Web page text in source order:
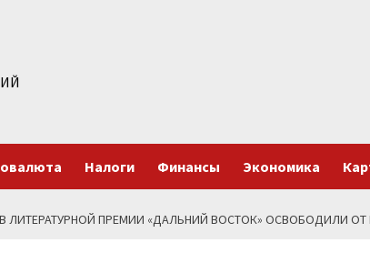
Налоги Финансы Экономика
ЛИТЕРАТУРНОЙ ПРЕМИИ «ДАЛЬНИЙ ВОСТОК» ОСВОБОДИЛИ